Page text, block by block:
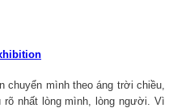
chuyển mình theo áng trời chiều,
nhất lòng mình, lòng người. Vì